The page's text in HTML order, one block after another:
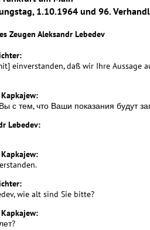
1.10.1964 und 96.
Zeugen Aleksandr Lebedev
einverstanden, daß wir Ihre Aussage
с тем, что Ваши показания будут
Lebedev:
wie alt sind Sie bitte?